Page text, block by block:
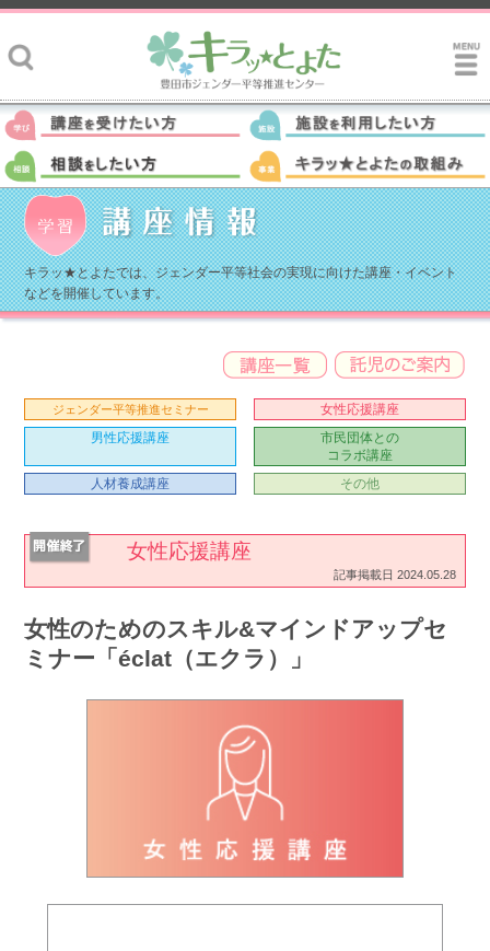
キラッ★とよたでは、ジェンダー平等社会の実現に向けた講座・イベント
などを開催しています。
ジェンダー平等推進セミナー
女性応援講座
男性応援講座
市民団体との
コラボ講座
人材養成講座
その他
女性応援講座
記事掲載日 2024.05.28
女性のためのスキル&マインドアップセ
ミナー「éclat（エクラ）」